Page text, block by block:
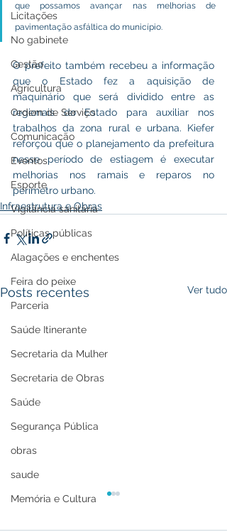
Licitações
No gabinete
Gestão
Agricultura
Ordem de Serviço
Comunicação
Eventos
Esporte
Vigilância sanitária
Políticas públicas
Alagações e enchentes
Feira do peixe
Parceria
Saúde Itinerante
Secretaria da Mulher
Secretaria de Obras
Saúde
Segurança Pública
obras
saude
Memória e Cultura
que possamos avançar nas melhorias de
pavimentação asfáltica do município.
O prefeito também recebeu a informação
que o Estado fez a aquisição de
maquinário que será dividido entre as
regionais do Estado para auxiliar nos
trabalhos da zona rural e urbana. Kiefer
reforçou que o planejamento da prefeitura
nesse período de estiagem é executar
melhorias nos ramais e reparos no
perímetro urbano.
Infraestrutura e Obras
Posts recentes Ver tudo